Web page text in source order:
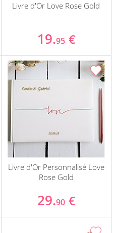
Livre d'Or Love Rose Gold
19.95 €
Livre d'Or Personnalisé Love
Rose Gold
29.90 €